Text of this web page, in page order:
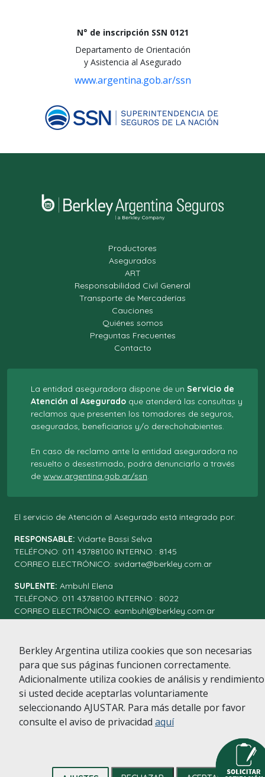
N° de inscripción SSN 0121
Departamento de Orientación
y Asistencia al Asegurado
www.argentina.gob.ar/ssn
Productores
Asegurados
ART
Responsabilidad Civil General
Transporte de Mercaderías
Cauciones
Quiénes somos
Preguntas Frecuentes
Contacto
La entidad aseguradora dispone de un Servicio de
Atención al Asegurado que atenderá las consultas y
reclamos que presenten los tomadores de seguros,
asegurados, beneficiarios y/o derechohabientes.
En caso de reclamo ante la entidad aseguradora no
resuelto o desestimado, podrá denunciarlo a través
de www.argentina.gob.ar/ssn.
El servicio de Atención al Asegurado está integrado por:
RESPONSABLE: Vidarte Bassi Selva
TELÉFONO: 011 43788100 INTERNO : 8145
CORREO ELECTRÓNICO: svidarte@berkley.com.ar
SUPLENTE: Ambuhl Elena
TELÉFONO: 011 43788100 INTERNO : 8022
CORREO ELECTRÓNICO: eambuhl@berkley.com.ar
Berkley International Seguros S.A.
Políticas de privacidad|Mapa de sitio |Estados contables
anuales
Berkley Argentina utiliza cookies que son necesarias
para que sus páginas funcionen correctamente.
Adicionalmente utiliza cookies de análisis y rendimiento
si usted decide aceptarlas voluntariamente
seleccionando AJUSTAR. Para más detalle por favor
consulte el aviso de privacidad aquí